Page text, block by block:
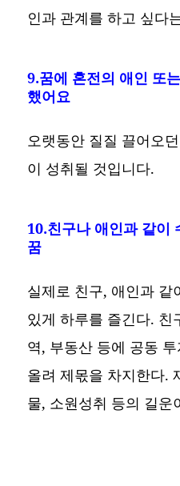
인과 관계를 하고 싶다
9.꿈에 혼전의 애인 또
했어요
오랫동안 질질 끌어오
이 성취될 것입니다.
10.친구나 애인과 같이
꿈
실제로 친구, 애인과 같
있게 하루를 즐긴다. 친
역, 부동산 등에 공동
올려 제몫을 차지한다.
물, 소원성취 등의 길운